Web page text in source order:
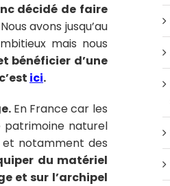
décidé de faire
avons jusqu’au
mais nous
bénéficier d’une
ici.
En France car les
patrimoine naturel
notamment des
du matériel
et sur l’archipel